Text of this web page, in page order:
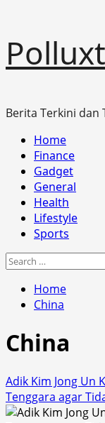
to
content
Berita Terkini dan
Primary
Menu
Home
Finance
Gadget
General
Health
Lifestyle
Sports
Search
Home
China
China
Adik Kim Jong Un
Tenggara agar